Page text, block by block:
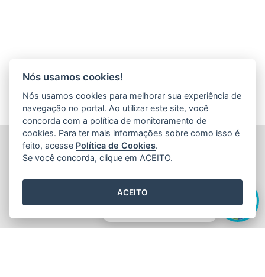
Olá! Sou a
como posso te ajudar hoje?
FUNDAÇÃO DE AMPARO À PESQUISA E INOVAÇÃO DO
ESPÍRITO SANTO (FAPES)
CEP: 29066-380 - Vitória / ES
Tel.: 27 3636 1850
Nós usamos cookies!
Nós usamos cookies para melhorar sua experiência de
navegação no portal. Ao utilizar este site, você
concorda com a política de monitoramento de
cookies. Para ter mais informações sobre como isso é
feito, acesse Política de Cookies.
Se você concorda, clique em ACEITO.
ACEITO